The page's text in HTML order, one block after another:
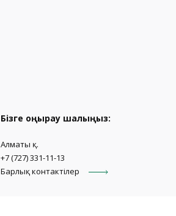
Бізге қоңырау шалыңыз:
Алматы қ.
+7 (727) 331-11-13
Барлық контактілер